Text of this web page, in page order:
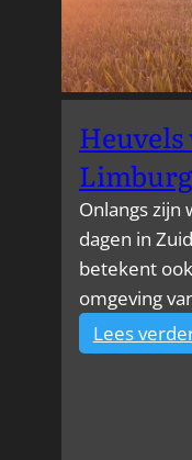
Limburg
Onlangs zijn
dagen in
betekent
omgeving
Lees